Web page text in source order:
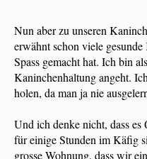
Nun aber zu unseren
erwähnt schon viele
Spass gemacht hat. Ich bin
Kaninchenhaltung angeht.
holen, da man ja nie
Und ich denke nicht, dass
für einige Stunden im Käfig
grosse Wohnung, dass wir